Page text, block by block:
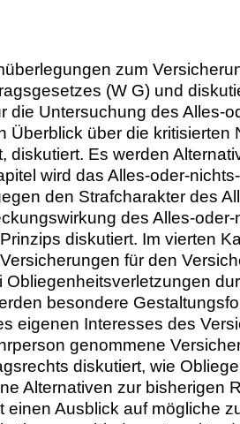
zum
(W G) und
die Untersuchung des Alles-
über die kritisierten
Es werden
wird das Alles-oder-
den Strafcharakter des
des Alles-
diskutiert. Im vierten
für den
besondere
eigenen Interesses des
genommene
diskutiert, wie
Alternativen zur bisherigen
Ausblick auf mögliche